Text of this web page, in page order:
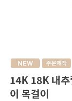
14K 18K 내추
이 목걸이